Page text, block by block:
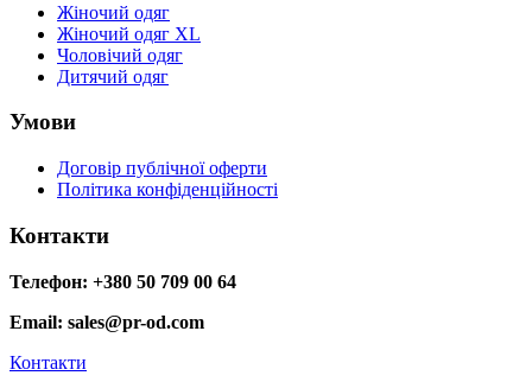
Жіночий одяг
Жіночий одяг XL
Чоловічий одяг
Дитячий одяг
Умови
Договір публічної оферти
Політика конфіденційності
Контакти
Телефон: +380 50 709 00 64
Email: sales@pr-od.com
Контакти